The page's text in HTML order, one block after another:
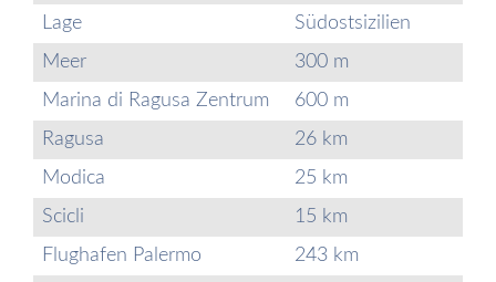
Lage
Südostsizilien
Meer
300 m
Marina di Ragusa Zentrum
600 m
Ragusa
26 km
Modica
25 km
Scicli
15 km
Flughafen Palermo
243 km